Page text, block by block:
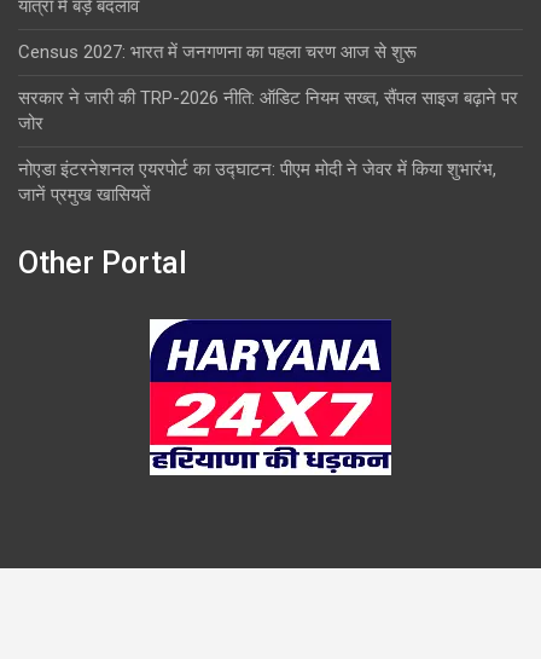
यात्रा में बड़े बदलाव
Census 2027: भारत में जनगणना का पहला चरण आज से शुरू
सरकार ने जारी की TRP-2026 नीति: ऑडिट नियम सख्त, सैंपल साइज बढ़ाने पर
जोर
नोएडा इंटरनेशनल एयरपोर्ट का उद्घाटन: पीएम मोदी ने जेवर में किया शुभारंभ,
जानें प्रमुख खासियतें
Other Portal